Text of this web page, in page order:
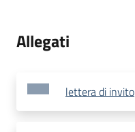
Allegati
lettera di invito